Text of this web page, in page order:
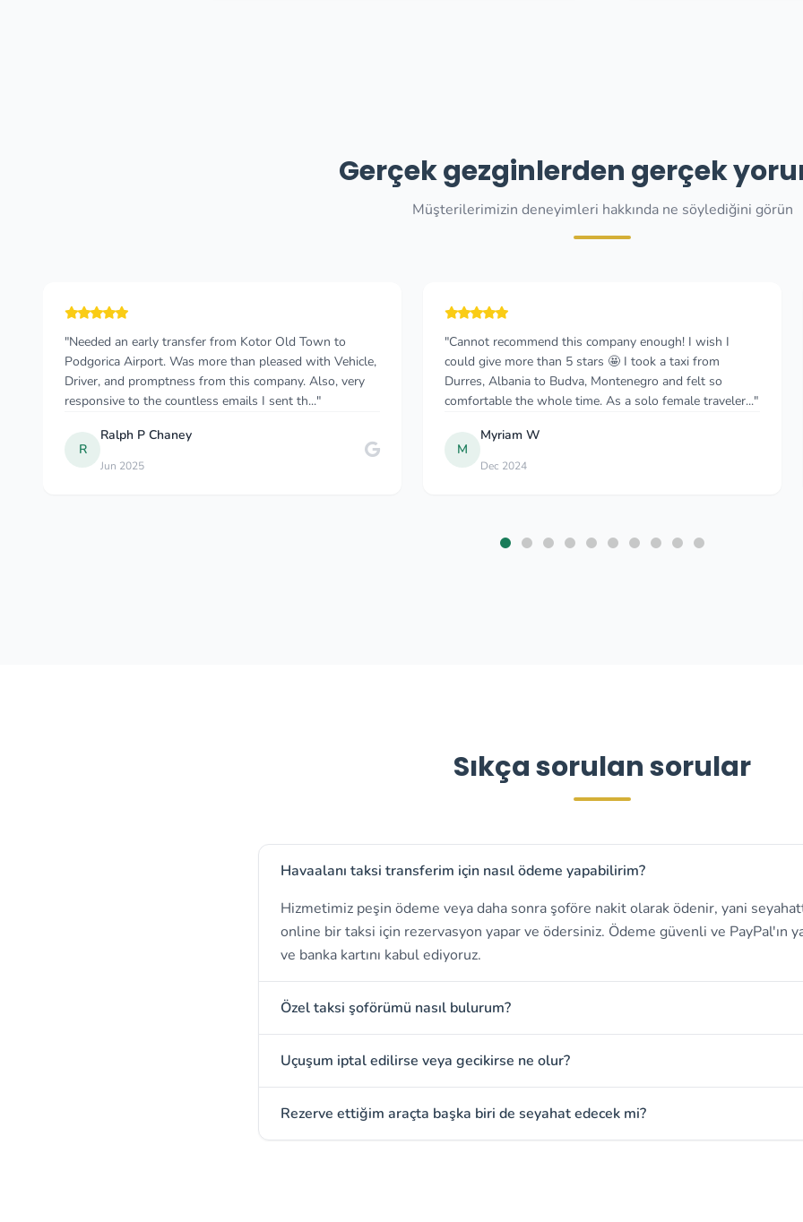
Gerçek gezginlerden gerçek
Müşterilerimizin deneyimleri hakkında ne söylediğini görün
"Cannot recommend this company enough! I wish I
could give more than 5 stars 🤩 I took a taxi from
Durres, Albania to Budva, Montenegro and felt so
comfortable the whole time. As a solo female traveler..."
M
Myriam W
Dec 2024
"Cannot recommend this company enough! I wish I
could give more than 5 stars 🤩 I took a taxi from
Durres, Albania to Budva, Montenegro and felt so
comfortable the whole time. As a solo female traveler..."
Myriam W
Jul 2024
Sıkça sorulan sorular
Havaalanı taksi transferim için nasıl ödeme yapabilirim?
Hizmetimiz peşin ödeme veya daha sonra şoföre nakit olarak ödenir, yani
online bir taksi için rezervasyon yapar ve ödersiniz. Ödeme güvenli ve PayPal'ın
ve banka kartını kabul ediyoruz.
Özel taksi şoförümü nasıl bulurum?
Uçuşum iptal edilirse veya gecikirse ne olur?
Rezerve ettiğim araçta başka biri de seyahat edecek mi?